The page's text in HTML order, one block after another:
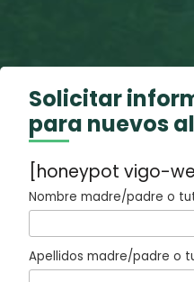
Solicitar
para nuevos
[honeypot vigo-
Nombre madre/padre o
Apellidos madre/padre o